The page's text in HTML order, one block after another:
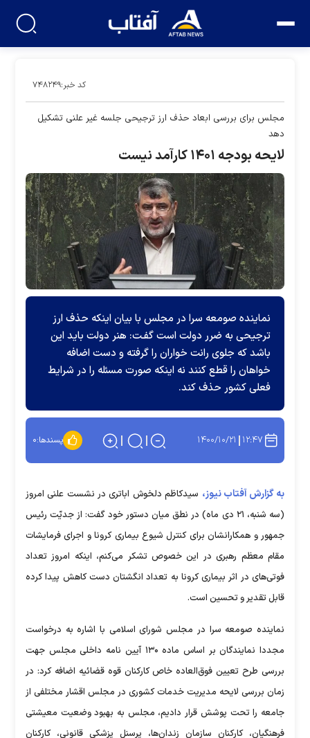
کد خبر:۷۴۸۲۴۹
مجلس برای بررسی ابعاد حذف ارز ترجیحی جلسه غیر علنی تشکیل
دهد
لایحه بودجه ۱۴۰۱ کارآمد نیست
نماینده صومعه سرا در مجلس با بیان اینکه حذف ارز
ترجیحی به ضرر دولت است گفـت: هنر دولت باید این
باشد که جلوی رانت خواران را گرفته و دست اضافه
خواهان را قطع کنند نه اینکه صورت مسئله را در شرایط
فعلی کشور حذف کند.
۱۲:۴۷ ۱۴۰۰/۱۰/۲۱ پسندها:۰
به گزارش آفتاب نیوز، سیدکاظم دلخوش اباتری در نشست علنی امروز
(سه شنبه، ۲۱ دی ماه) در نطق میان دستور خود گفت: از جدیّت رئیس
جمهور و همکارانشان برای کنترل شیوع بیماری کرونا و اجرای فرمایشات
مقام معظم رهبری در این خصوص تشکر می‌کنم، اینکه امروز تعداد
فوتی‌های در اثر بیماری کرونا به تعداد انگشتان دست کاهش پیدا کرده
قابل تقدیر و تحسین است.
نماینده صومعه سرا در مجلس شورای اسلامی با اشاره به درخواست
مجددا نمایندگان بر اساس ماده ۱۳۰ آیین نامه داخلی مجلس جهت
بررسی طرح تعیین فوق‌العاده خاص کارکنان قوه قضائیه اضافه کرد: در
زمان بررسی لایحه مدیریت خدمات کشوری در مجلس اقشار مختلفی از
جامعه را تحت پوشش قرار دادیم، مجلس به بهبود وضعیت معیشتی
فرهنگیان، کارکنان سازمان زندان‌ها، پرسنل پزشکی قانونی، کارکنان